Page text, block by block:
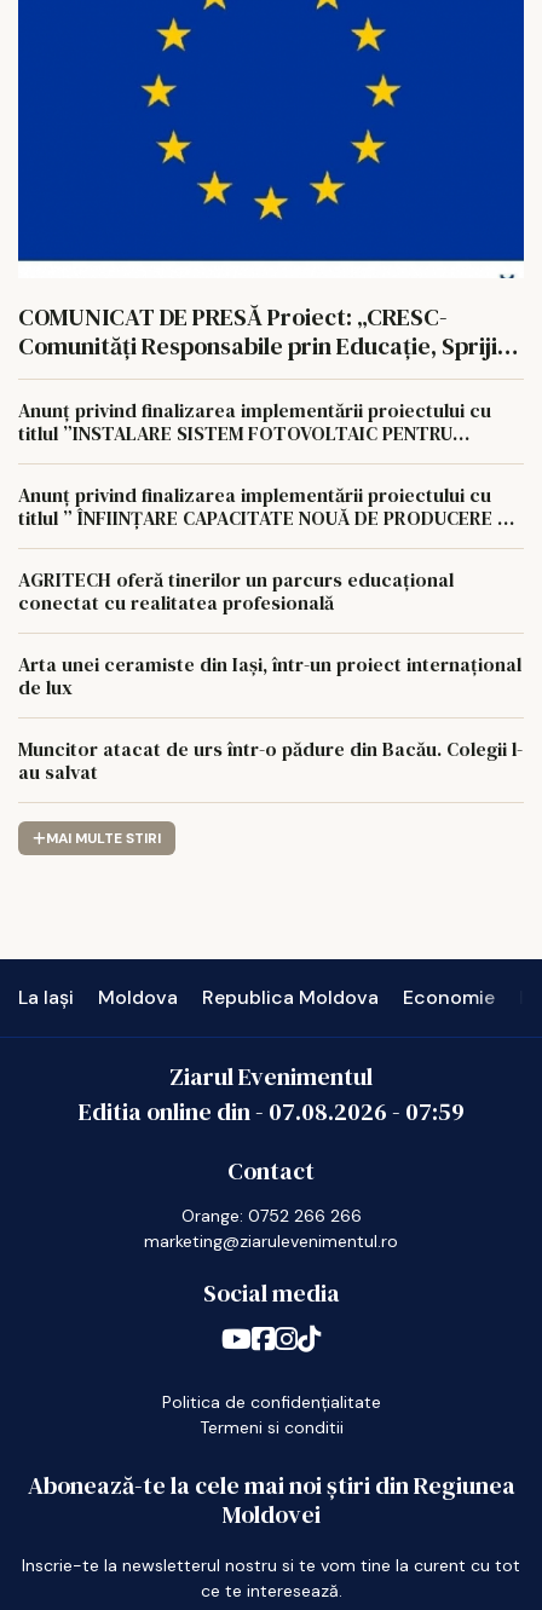
COMUNICAT DE PRESĂ Proiect: „CRESC-
Comunități Responsabile prin Educație, Sprijin
și Consiliere” Cod SMIS: 350657
Anunț privind finalizarea implementării proiectului cu
titlul ”INSTALARE SISTEM FOTOVOLTAIC PENTRU
Anunț privind finalizarea implementării proiectului cu
titlul ” ÎNFIINȚARE CAPACITATE NOUĂ DE PRODUCERE A
AGRITECH oferă tinerilor un parcurs educațional
conectat cu realitatea profesională
Arta unei ceramiste din Iași, într-un proiect internațional
de lux
Muncitor atacat de urs într-o pădure din Bacău. Colegii l-
au salvat
MAI MULTE STIRI
La Iași Moldova Republica Moldova Economie
Ziarul Evenimentul
Editia online din - 07.08.2026- 07:59
Contact
Orange: 0752 266 266
marketing@ziarulevenimentul.ro
Social media
Politica de confidențialitate
Termeni si conditii
Abonează-te la cele mai noi știri din Regiunea
Moldovei
Inscrie-te la newsletterul nostru si te vom tine la curent cu tot
ce te interesează.